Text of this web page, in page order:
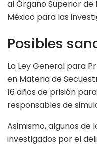
al Órgano Superior de
México para las
Posibles
La Ley General para
en Materia de
16 años de prisión
responsables de
Asimismo, algunos de
investigados por el